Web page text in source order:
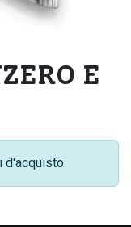
E
d'acquisto.